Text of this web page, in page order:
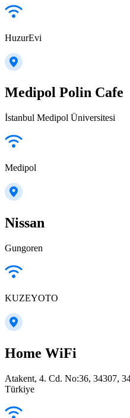
HuzurEvi
Medipol Polin Cafe
İstanbul Medipol Üniversitesi
Medipol
Nissan
Gungoren
KUZEYOTO
Home WiFi
Atakent, 4. Cd. No:36, 34307,
Türkiye